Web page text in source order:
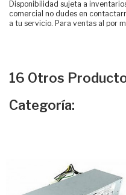
Disponibilidad sujeta a
comercial no dudes en
a tu servicio. Para ventas al por
16 Otros
Categoría: